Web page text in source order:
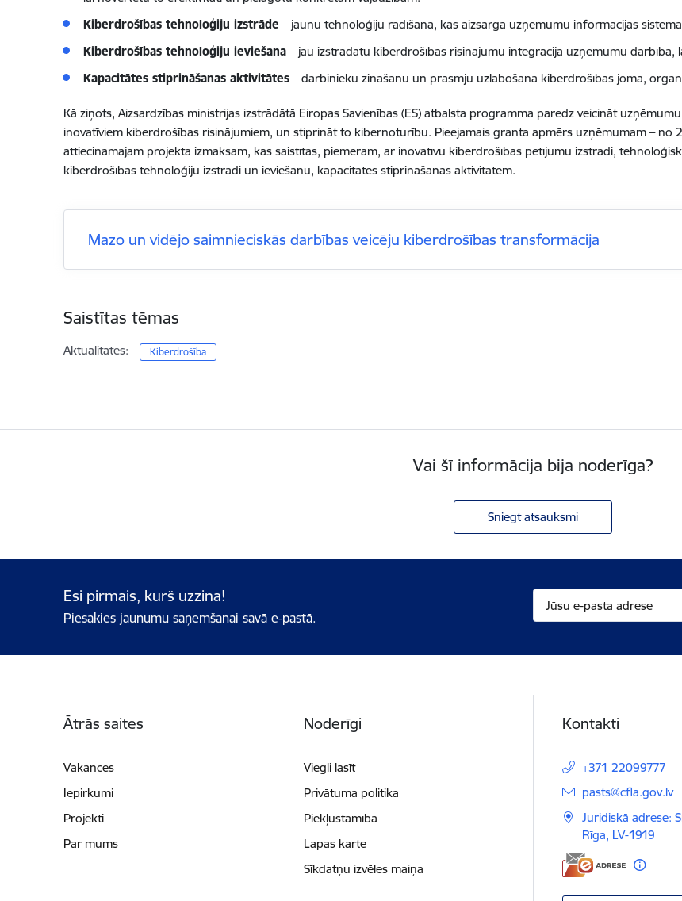
Kiberdrošības tehnoloģiju izstrāde– jaunu tehnoloģiju radīšana, kas aizsargā uzņēmumu informācijas
Kiberdrošības tehnoloģiju ieviešana– jau izstrādātu kiberdrošības risinājumu integrācija uzņēmumu darbībā,
Kapacitātes stiprināšanas aktivitātes– darbinieku zināšanu un prasmju uzlabošana kiberdrošības jomā,
Kā ziņots, Aizsardzības ministrijas izstrādātā Eiropas Savienības (ES) atbalsta programma paredz veicināt
inovatīviem kiberdrošības risinājumiem, un stiprināt to kibernoturību. Pieejamais granta apmērs uzņēmumam –
attiecināmajām projekta izmaksām, kas saistītas, piemēram, ar inovatīvu kiberdrošības pētījumu izstrādi,
kiberdrošības tehnoloģiju izstrādi un ieviešanu, kapacitātes stiprināšanas aktivitātēm.
Mazo un vidējo saimnieciskās darbības veicēju kiberdrošības transformācija
Saistītas tēmas
Aktualitātes: Kiberdrošība
Vai šī informācija bija noderīga?
Sniegt atsauksmi
Esi pirmais, kurš uzzina!
Piesakies jaunumu saņemšanai savā e-pastā.
Ātrās saites
Vakances
Iepirkumi
Projekti
Par mums
Noderīgi
Viegli lasīt
Privātuma politika
Piekļūstamība
Lapas karte
Sīkdatņu izvēles maiņa
Kontakti
+371 22099777
E-pasts:
pasts@cfla.gov.lv
Juridiskā adrese:
Rīga, LV-1919